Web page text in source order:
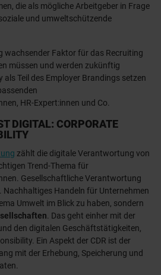
die als mögliche Arbeitgeber in Frage
und umweltschützende
wachsender Faktor für das Recruiting
müssen und werden zukünftig
Teil des Employer Brandings setzen
HR-Expert:innen und Co.
DIGITAL: CORPORATE
zählt die digitale Verantwortung von
Trend-Thema für
Gesellschaftliche Verantwortung
Handeln für Unternehmen
Umwelt im Blick zu haben, sondern
. Das geht einher mit der
den digitalen Geschäftstätigkeiten,
Ein Aspekt der CDR ist der
mit der Erhebung, Speicherung und